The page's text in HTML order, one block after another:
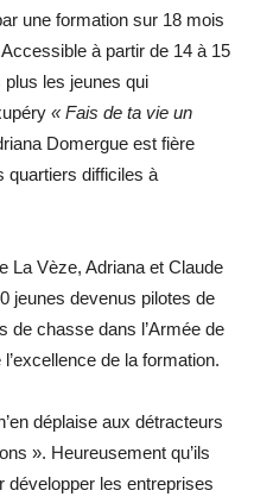
une formation sur 18 mois
à partir de 14 à 15
plus les jeunes qui
« Fais de ta vie un
Domergue est fière
quartiers difficiles à
La Vèze, Adriana et Claude
jeunes devenus pilotes de
de chasse dans l’Armée de
de la formation.
déplaise aux détracteurs
». Heureusement qu’ils
développer les entreprises